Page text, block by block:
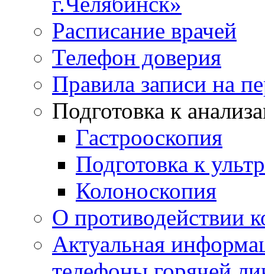
Расписание врачей
Телефон доверия
Правила записи на
Подготовка к
Гастрооскопия
Подготовка к
Колоноскопия
О противодействии
Актуальная